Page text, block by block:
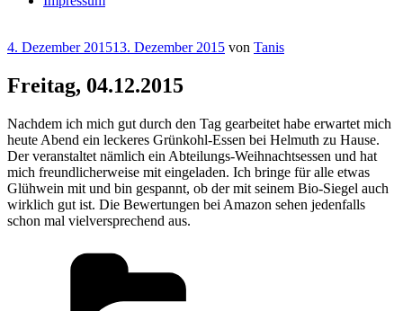
Veröffentlicht
4. Dezember 201513. Dezember 2015 von Tanis
Freitag, 04.12.2015
Nachdem ich mich gut durch den Tag gearbeitet habe erwartet mich
heute Abend ein leckeres Grünkohl-Essen bei Helmuth zu Hause.
Der veranstaltet nämlich ein Abteilungs-Weihnachtsessen und hat
mich freundlicherweise mit eingeladen. Ich bringe für alle etwas
Glühwein mit und bin gespannt, ob der mit seinem Bio-Siegel auch
wirklich gut ist. Die Bewertungen bei Amazon sehen jedenfalls
schon mal vielversprechend aus.